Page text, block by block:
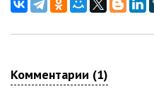
Комментарии (1)